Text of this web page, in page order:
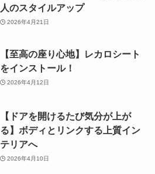
人のスタイルアップ
2026年4月21日
【至高の座り心地】レカロシート
をインストール！
2026年4月12日
【ドアを開けるたび気分が上が
る】ボディとリンクする上質イン
テリアへ
2026年4月10日